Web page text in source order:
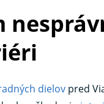
dielov pred